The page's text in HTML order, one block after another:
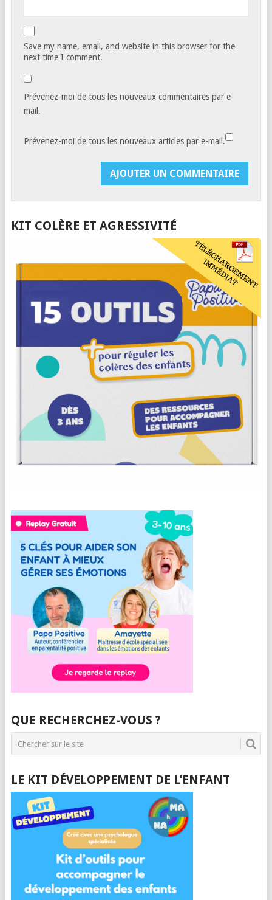
Save my name, email, and website in this browser for the
next time I comment.
Prévenez-moi de tous les nouveaux commentaires par e-
mail.
Prévenez-moi de tous les nouveaux articles par e-mail.
KIT COLÈRE ET AGRESSIVITÉ
QUE RECHERCHEZ-VOUS ?
LE KIT DÉVELOPPEMENT DE L’ENFANT